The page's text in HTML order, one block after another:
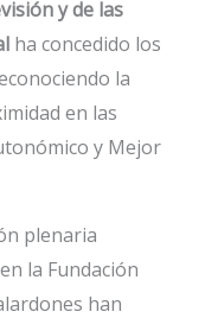
y de las
ha concedido los
la
en las
y Mejor
plenaria
la Fundación
han